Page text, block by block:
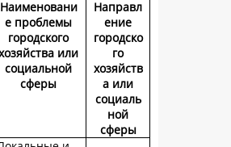
Наименовани
е проблемы
городского
или
социальной
сферы
Направл
ение
городско
го
хозяйств
а или
социаль
ной
сферы